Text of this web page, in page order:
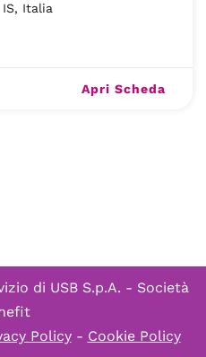
Italia
Apri Scheda
di USB S.p.A. - Società
Policy- Cookie Policy